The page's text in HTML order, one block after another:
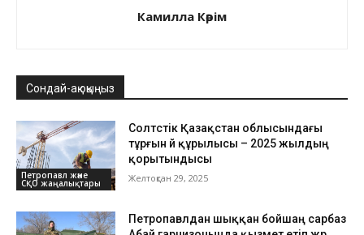
Камилла Кәрім
Сондай-ақ оқыңыз
Петропавл және
СҚО жаңалықтары
Солтүстік Қазақстан облысындағы
тұрғын үй құрылысы – 2025 жылдың
қорытындысы
Желтоқсан 29, 2025
Петропавлдан шыққан бойшаң сарбаз